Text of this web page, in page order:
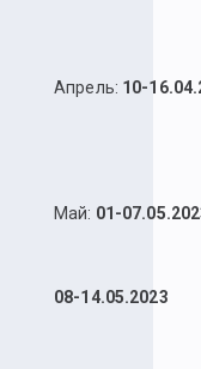
Апрель: 10-
Май: 01-
08-14.05.2023